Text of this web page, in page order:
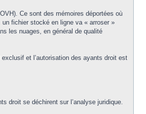
Ce sont des mémoires déportées où
fichier stocké en ligne va « arroser »
les nuages, en général de qualité
et l’autorisation des ayants droit est
droit se déchirent sur l’analyse juridique.